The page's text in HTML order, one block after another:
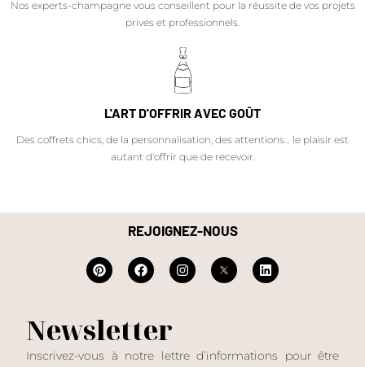
Nos experts-champagne vous conseillent pour la réussite de vos projets
privés et professionnels.
L'ART D'OFFRIR AVEC GOÛT
Des coffrets chics, de la personnalisation, des attentions… le plaisir est
autant d'offrir que de recevoir.
REJOIGNEZ-NOUS
Newsletter
Inscrivez-vous à notre lettre d’informations pour être